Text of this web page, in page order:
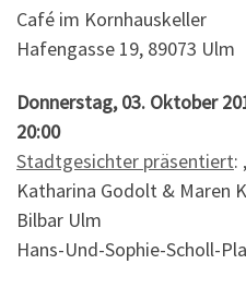
Café im Kornhauskeller
Hafengasse 19, 89073 Ulm
Donnerstag, 03. Oktober
20:00
Stadtgesichter präsentiert:
Katharina Godolt & Maren
Bilbar Ulm
Hans-Und-Sophie-Scholl-